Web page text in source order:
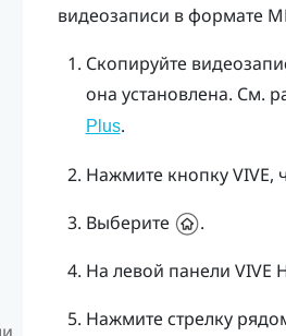
видеозаписи в формате
Скопируйте
она установлена. См.
Plus.
Нажмите кнопкуVIVE,
Выберите
.
На левой панели VIVE
Нажмите стрелку